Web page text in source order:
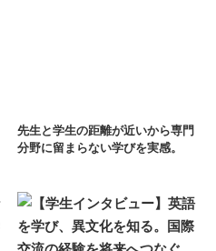
先生と学生の距離が近いから専門
分野に留まらない学びを実感。